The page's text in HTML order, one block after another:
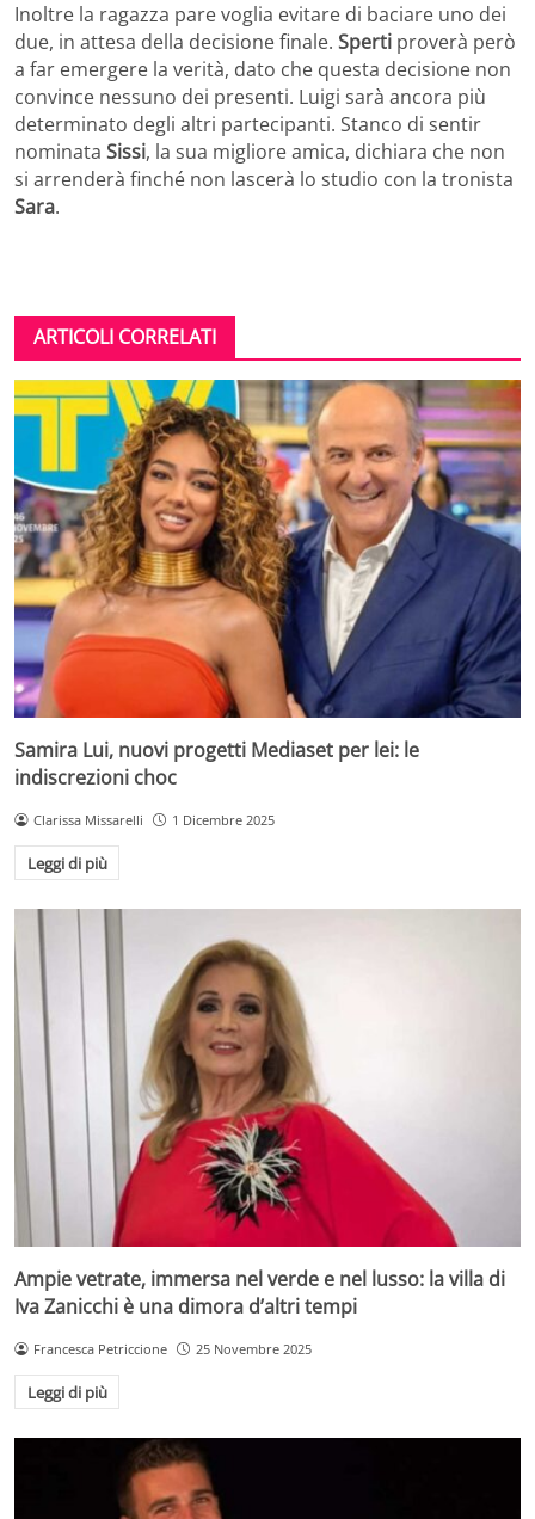
Inoltre la ragazza pare voglia evitare di baciare uno dei
due, in attesa della decisione finale. Sperti proverà però
a far emergere la verità, dato che questa decisione non
convince nessuno dei presenti. Luigi sarà ancora più
determinato degli altri partecipanti. Stanco di sentir
nominata Sissi, la sua migliore amica, dichiara che non
si arrenderà finché non lascerà lo studio con la tronista
Sara.
ARTICOLI CORRELATI
Samira Lui, nuovi progetti Mediaset per lei: le
indiscrezioni choc
Clarissa Missarelli 1 Dicembre 2025
Leggi di più
Ampie vetrate, immersa nel verde e nel lusso: la villa di
Iva Zanicchi è una dimora d’altri tempi
Francesca Petriccione 25 Novembre 2025
Leggi di più